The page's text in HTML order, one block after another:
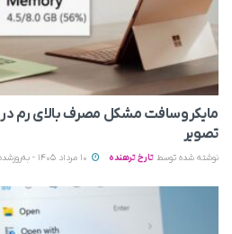
تصویر
نوشته شده توسط تارخ ترهنده